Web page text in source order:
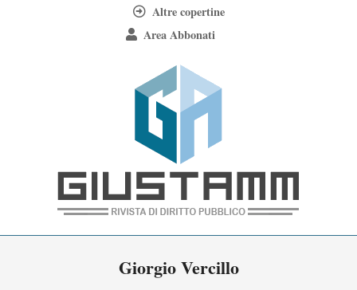
Altre copertine
Area Abbonati
Giustamm
Giorgio Vercillo